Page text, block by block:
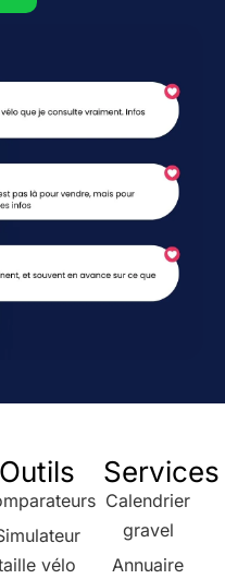
Outils
vélo
Services
Calendrier
gravel
Annuaire